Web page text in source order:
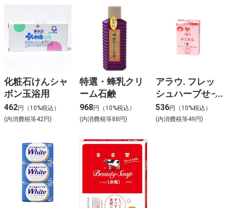
化粧石けんシャ
ボン玉浴用
462円（10%税込）
(内消費税等42円)
特選・蜂乳クリ
ーム石鹸
968円（10%税込）
(内消費税等88円)
アラウ. フレッ
シュハーブせっ
けん 100g
536円（10%税込）
(内消費税等49円)